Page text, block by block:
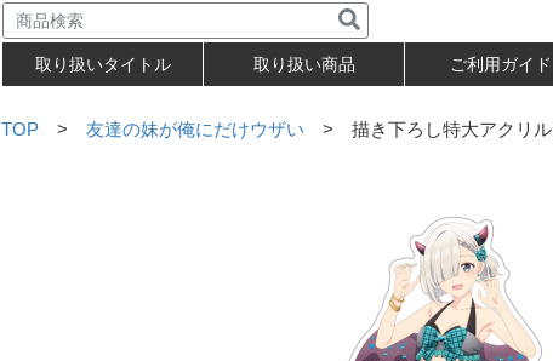
取り扱いタイトル 取り扱い商品 ご利用ガイド
TOP > 友達の妹が俺にだけウザい > 描き下ろし特大アクリル